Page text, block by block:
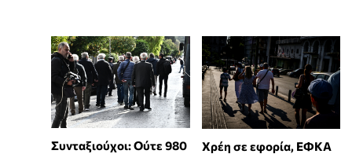
Συνταξιούχοι: Ούτε 980
Χρέη σε εφορία, ΕΦΚΑ